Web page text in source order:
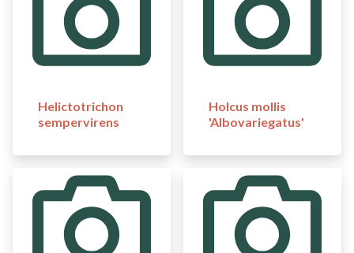
Helictotrichon
sempervirens
Holcus mollis
'Albovariegatus'